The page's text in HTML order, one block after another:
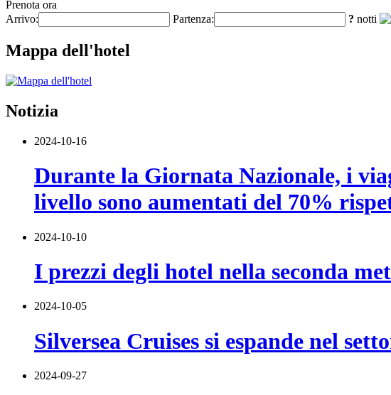
Prenota ora
Arrivo:
Partenza: ? notti
Mappa dell'hotel
Notizia
2024-10-16
Durante la Giornata Nazionale, i
livello sono aumentati del 70%
2024-10-10
I prezzi degli hotel nella seconda
2024-10-05
Silversea Cruises si espande nel
2024-09-27